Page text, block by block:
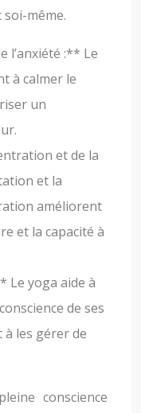
même.
l’anxiété :** Le
à calmer le
un
et de la
et la
améliorent
et la capacité à
Le yoga aide à
de ses
à les gérer de
conscience